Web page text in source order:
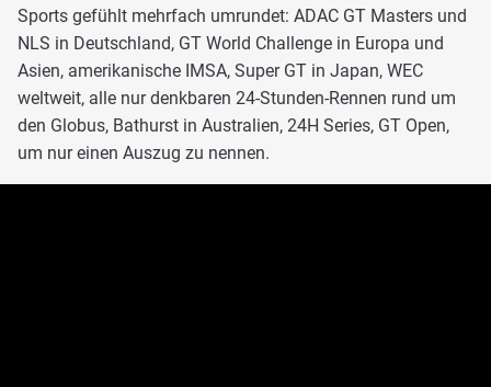
Sports gefühlt mehrfach umrundet: ADAC GT Masters und
NLS in Deutschland, GT World Challenge in Europa und
Asien, amerikanische IMSA, Super GT in Japan, WEC
weltweit, alle nur denkbaren 24-Stunden-Rennen rund um
den Globus, Bathurst in Australien, 24H Series, GT Open,
um nur einen Auszug zu nennen.